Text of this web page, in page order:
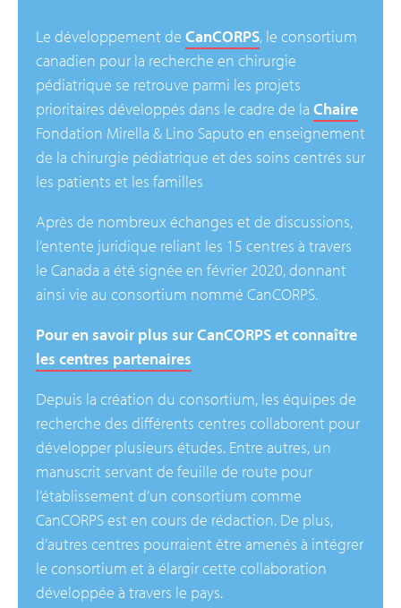
Le développement de CanCORPS, le consortium
canadien pour la recherche en chirurgie
pédiatrique se retrouve parmi les projets
prioritaires développés dans le cadre de la Chaire
Fondation Mirella & Lino Saputo en enseignement
de la chirurgie pédiatrique et des soins centrés sur
les patients et les familles
Après de nombreux échanges et de discussions,
l’entente juridique reliant les 15 centres à travers
le Canada a été signée en février 2020, donnant
ainsi vie au consortium nommé CanCORPS.
Pour en savoir plus sur CanCORPS et connaître
les centres partenaires
Depuis la création du consortium, les équipes de
recherche des différents centres collaborent pour
développer plusieurs études. Entre autres, un
manuscrit servant de feuille de route pour
l’établissement d’un consortium comme
CanCORPS est en cours de rédaction. De plus,
d’autres centres pourraient être amenés à intégrer
le consortium et à élargir cette collaboration
développée à travers le pays.